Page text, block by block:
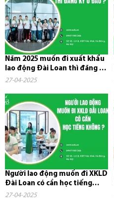
Năm 2025 muốn đi xuất khẩu
lao động Đài Loan thì đăng ký
ở đâu?
27-04-2025
Người lao động muốn đi XKLD
Đài Loan có cần học tiếng
không?
27-04-2025